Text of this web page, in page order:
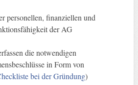
personellen, finanziellen und
der AG
die notwendigen
in Form von
bei der Gründung)